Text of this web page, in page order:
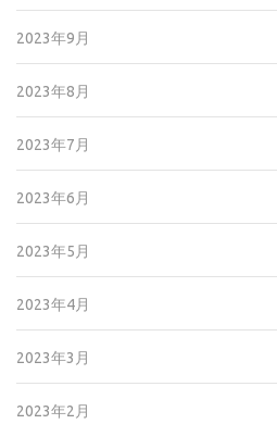
2023年9月
2023年8月
2023年7月
2023年6月
2023年5月
2023年4月
2023年3月
2023年2月